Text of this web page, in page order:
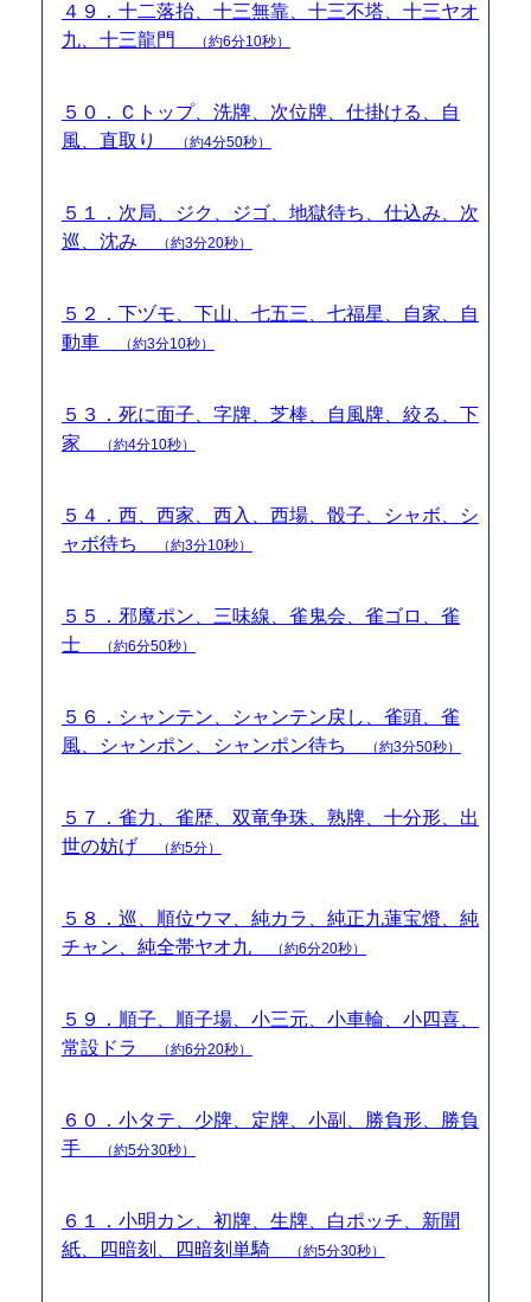
４９．十二落抬、十三無靠、十三不塔、十三ヤオ
九、十三龍門
（約6分10秒）
５０．Ｃトップ、洗牌、次位牌、仕掛ける、自
風、直取り
（約4分50秒）
５１．次局、ジク、ジゴ、地獄待ち、仕込み、次
巡、沈み
（約3分20秒）
５２．下ヅモ、下山、七五三、七福星、自家、自
動車
（約3分10秒）
５３．死に面子、字牌、芝棒、自風牌、絞る、下
家
（約4分10秒）
５４．西、西家、西入、西場、骰子、シャボ、シ
ャボ待ち
（約3分10秒）
５５．邪魔ポン、三味線、雀鬼会、雀ゴロ、雀
士
（約6分50秒）
５６．シャンテン、シャンテン戻し、雀頭、雀
風、シャンポン、シャンポン待ち
（約3分50秒）
５７．雀力、雀歴、双竜争珠、熟牌、十分形、出
世の妨げ
（約5分）
５８．巡、順位ウマ、純カラ、純正九蓮宝燈、純
チャン、純全帯ヤオ九
（約6分20秒）
５９．順子、順子場、小三元、小車輪、小四喜、
常設ドラ
（約6分20秒）
６０．小タテ、少牌、定牌、小副、勝負形、勝負
手
（約5分30秒）
６１．小明カン、初牌、生牌、白ポッチ、新聞
紙、四暗刻、四暗刻単騎
（約5分30秒）